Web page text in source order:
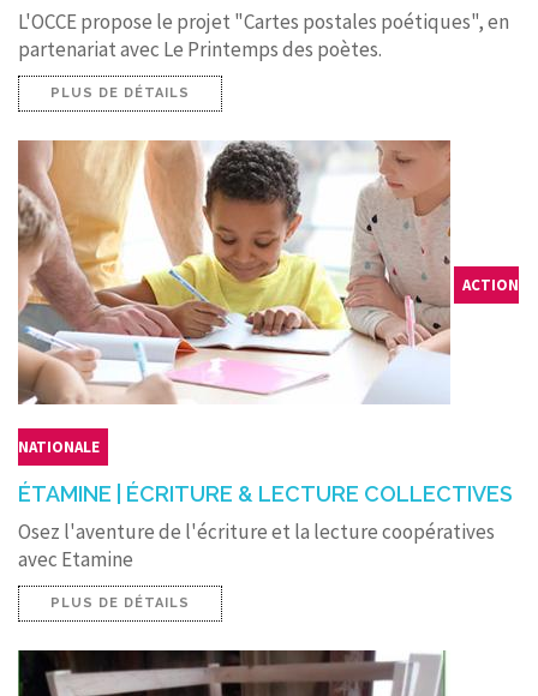
L'OCCE propose le projet "Cartes postales poétiques", en
partenariat avec Le Printemps des poètes.
PLUS DE DÉTAILS
ACTION
NATIONALE
ÉTAMINE | ÉCRITURE & LECTURE COLLECTIVES
Osez l'aventure de l'écriture et la lecture coopératives
avec Etamine
PLUS DE DÉTAILS